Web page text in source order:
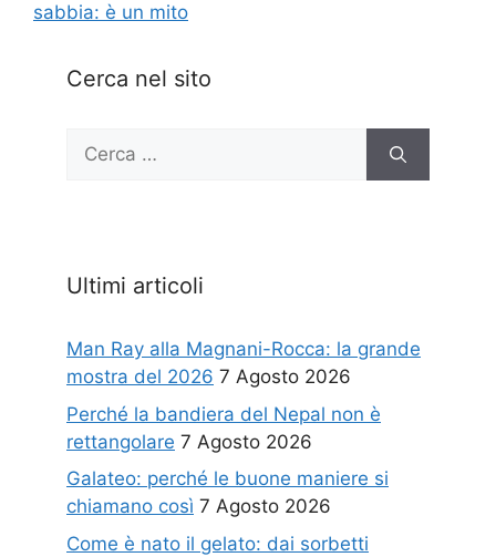
sabbia: è un mito
Cerca nel sito
Ricerca
Ultimi articoli
Man Ray alla Magnani-Rocca: la grande
mostra del 2026 7 Agosto 2026
Perché la bandiera del Nepal non è
rettangolare 7 Agosto 2026
Galateo: perché le buone maniere si
chiamano così 7 Agosto 2026
Come è nato il gelato: dai sorbetti